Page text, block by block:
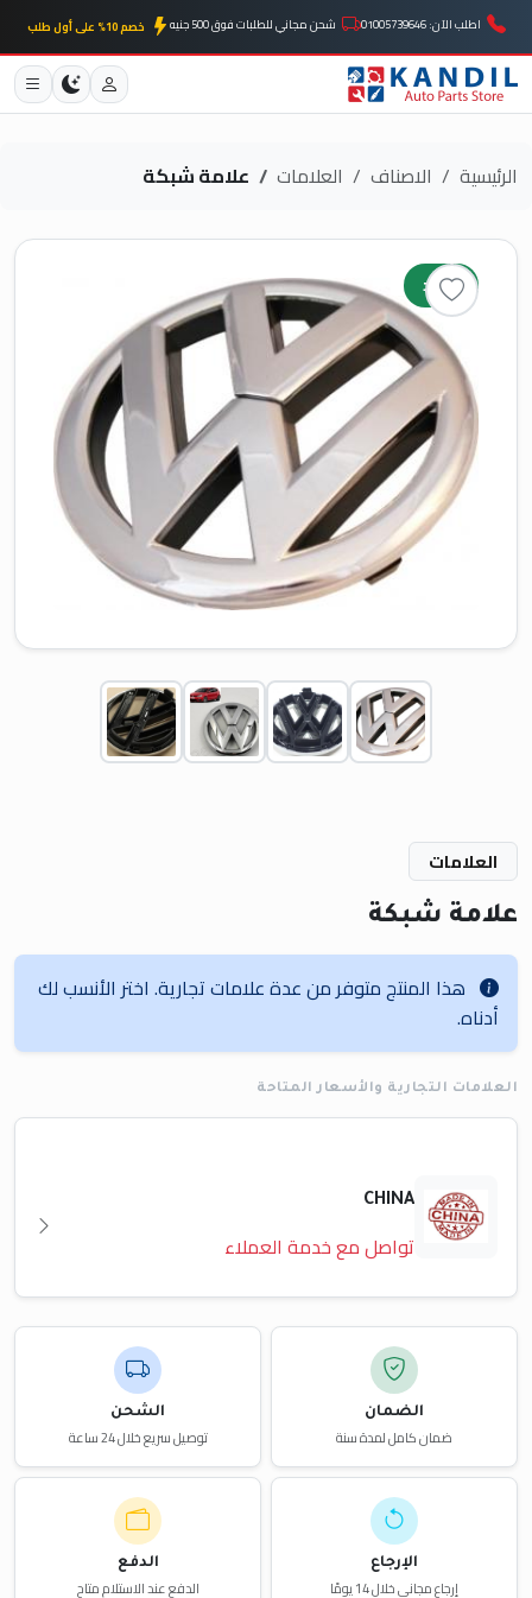
اطلب الآن: 01005739646 شحن مجاني للطلبات فوق 500 جنيه خصم 10% على أول طلب
الرئيسية الاصناف العلامات علامة شبكة
جديد
العلامات
علامة شبكة
هذا المنتج متوفر من عدة علامات تجارية. اختر الأنسب لك
أدناه.
العلامات التجارية والأسعار المتاحة
CHINA
تواصل مع خدمة العملاء
الضمان
ضمان كامل لمدة سنة
الشحن
توصيل سريع خلال 24 ساعة
الإرجاع
إرجاع مجاني خلال 14 يومًا
الدفع
الدفع عند الاستلام متاح